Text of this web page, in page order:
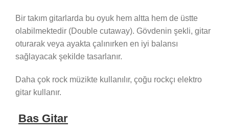
Bir takım gitarlarda bu oyuk hem altta hem de üstte
olabilmektedir (Double cutaway). Gövdenin şekli, gitar
oturarak veya ayakta çalınırken en iyi balansı
sağlayacak şekilde tasarlanır.
Daha çok rock müzikte kullanılır, çoğu rockçı elektro
gitar kullanır.
Bas Gitar